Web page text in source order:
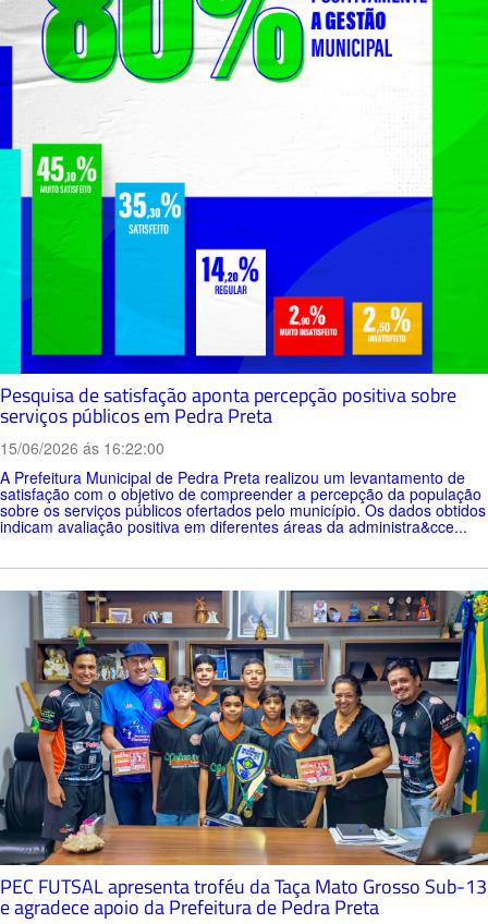
Pesquisa de satisfação aponta percepção positiva sobre
serviços públicos em Pedra Preta
15/06/2026 ás 16:22:00
A Prefeitura Municipal de Pedra Preta realizou um levantamento de
satisfação com o objetivo de compreender a percepção da população
sobre os serviços públicos ofertados pelo município. Os dados obtidos
indicam avaliação positiva em diferentes áreas da administra&cce...
PEC FUTSAL apresenta troféu da Taça Mato Grosso Sub-13
e agradece apoio da Prefeitura de Pedra Preta